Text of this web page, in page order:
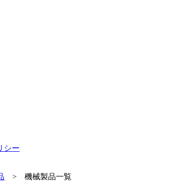
シー
> 機械製品一覧